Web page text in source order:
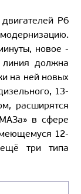
Р6
новое -
должна
на ней новых
13-
расширятся
в сфере
12-
ещё три типа